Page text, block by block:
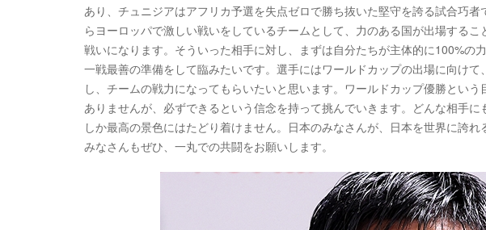
あり、チュニジアはアフリカ予選を失点ゼロで勝ち抜いた堅守を誇る試合巧
らヨーロッパで激しい戦いをしているチームとして、力のある国が出場する
戦いになります。そういった相手に対し、まずは自分たちが主体的に100%の
一戦最善の準備をして臨みたいです。選手にはワールドカップの出場に向け
し、チームの戦力になってもらいたいと思います。ワールドカップ優勝とい
ありませんが、必ずできるという信念を持って挑んでいきます。どんな相手
しか最高の景色にはたどり着けません。日本のみなさんが、日本を世界に誇
みなさんもぜひ、一丸での共闘をお願いします。